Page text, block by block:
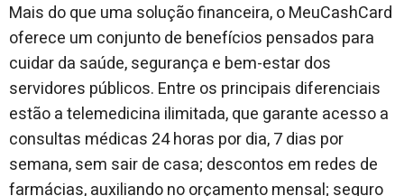
Mais do que uma solução financeira, o MeuCashCard
oferece um conjunto de benefícios pensados para
cuidar da saúde, segurança e bem-estar dos
servidores públicos. Entre os principais diferenciais
estão a telemedicina ilimitada, que garante acesso a
consultas médicas 24 horas por dia, 7 dias por
semana, sem sair de casa; descontos em redes de
farmácias, auxiliando no orçamento mensal; seguro